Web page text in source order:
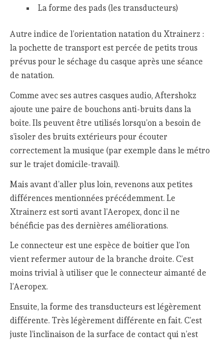
La forme des pads (les transducteurs)
Autre indice de l’orientation natation du Xtrainerz :
la pochette de transport est percée de petits trous
prévus pour le séchage du casque après une séance
de natation.
Comme avec ses autres casques audio, Aftershokz
ajoute une paire de bouchons anti-bruits dans la
boite. Ils peuvent être utilisés lorsqu’on a besoin de
s’isoler des bruits extérieurs pour écouter
correctement la musique (par exemple dans le métro
sur le trajet domicile-travail).
Mais avant d’aller plus loin, revenons aux petites
différences mentionnées précédemment. Le
Xtrainerz est sorti avant l’Aeropex, donc il ne
bénéficie pas des dernières améliorations.
Le connecteur est une espèce de boitier que l’on
vient refermer autour de la branche droite. C’est
moins trivial à utiliser que le connecteur aimanté de
l’Aeropex.
Ensuite, la forme des transducteurs est légèrement
différente. Très légèrement différente en fait. C’est
juste l’inclinaison de la surface de contact qui n’est